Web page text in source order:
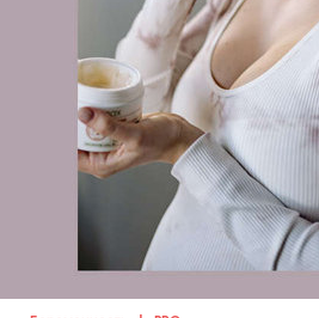
Хит недели от стилиста
Снимает и тестирует редакция
Косметичка профи
Вопрос эксперту